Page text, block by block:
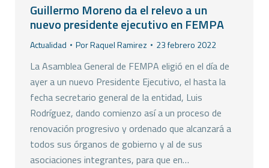
Guillermo Moreno da el relevo a un
nuevo presidente ejecutivo en FEMPA
Actualidad PorRaquel Ramirez 23 febrero 2022
La Asamblea General de FEMPA eligió en el día de
ayer a un nuevo Presidente Ejecutivo, el hasta la
fecha secretario general de la entidad, Luis
Rodríguez, dando comienzo así a un proceso de
renovación progresivo y ordenado que alcanzará a
todos sus órganos de gobierno y al de sus
asociaciones integrantes, para que en…